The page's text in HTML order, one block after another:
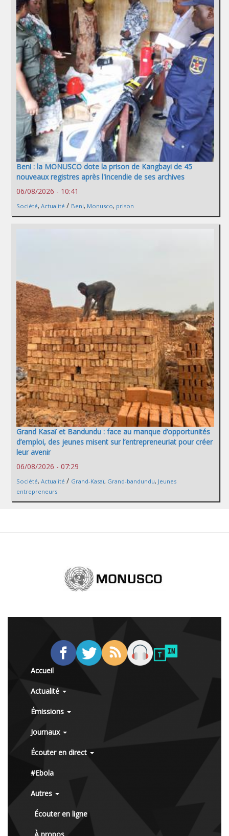
Beni : la MONUSCO dote la prison de Kangbayi de 45
nouveaux registres après l'incendie de ses archives
06/08/2026 - 10:41
Société, Actualité / Beni, Monusco, prison
Grand Kasaï et Bandundu : face au manque d’opportunités
d’emploi, des jeunes misent sur l’entrepreneuriat pour créer
leur avenir
06/08/2026 - 07:29
Société, Actualité / Grand-Kasaï, Grand-bandundu, Jeunes
entrepreneurs
Accueil
Actualité
Émissions
Journaux
Écouter en direct
#Ebola
Autres
Écouter en ligne